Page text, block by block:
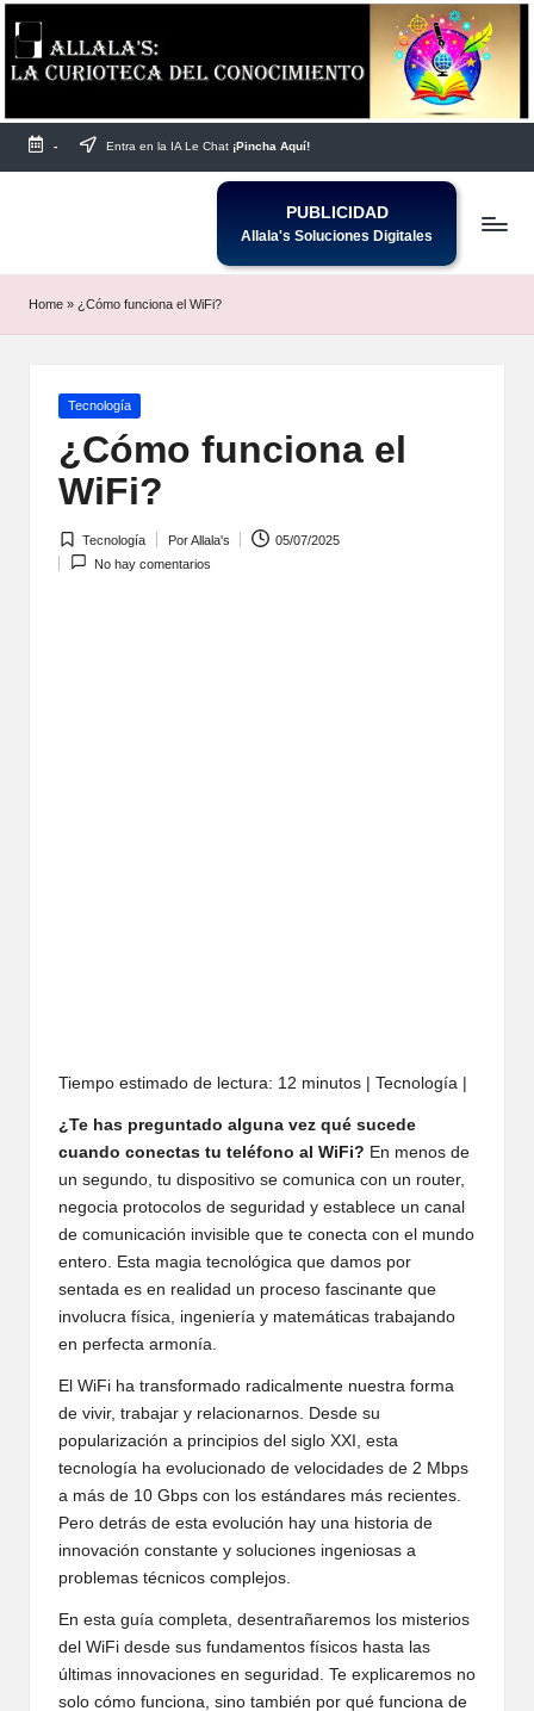
Saltar
al
- Entra en la IA Le Chat ¡Pincha Aquí!
PUBLICIDAD
Allala's Soluciones Digitales
Home » ¿Cómo funciona el WiFi?
Publicada
Tecnología
¿Cómo funciona el
WiFi?
Publicada
en
Tecnología PorAllala's
05/07/2025
No hay comentarios
Tiempo estimado de lectura: 12 minutos | Tecnología |
¿Te has preguntado alguna vez qué sucede
cuando conectas tu teléfono al WiFi? En menos de
un segundo, tu dispositivo se comunica con un router,
negocia protocolos de seguridad y establece un canal
de comunicación invisible que te conecta con el mundo
entero. Esta magia tecnológica que damos por
sentada es en realidad un proceso fascinante que
involucra física, ingeniería y matemáticas trabajando
en perfecta armonía.
El WiFi ha transformado radicalmente nuestra forma
de vivir, trabajar y relacionarnos. Desde su
popularización a principios del siglo XXI, esta
tecnología ha evolucionado de velocidades de 2 Mbps
a más de 10 Gbps con los estándares más recientes.
Pero detrás de esta evolución hay una historia de
innovación constante y soluciones ingeniosas a
problemas técnicos complejos.
En esta guía completa, desentrañaremos los misterios
del WiFi desde sus fundamentos físicos hasta las
últimas innovaciones en seguridad. Te explicaremos no
solo cómo funciona, sino también por qué funciona de